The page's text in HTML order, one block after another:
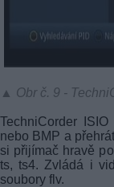
▲ Obr č. 9 -
TechniCorder
nebo BMP a
si přijímač hravě
ts, ts4. Zvládá i
soubory flv.